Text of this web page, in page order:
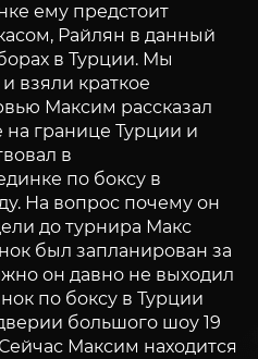
ему предстоит
Райлян в данный
в Турции. Мы
взяли краткое
Максим рассказал
на границе Турции и
в
по боксу в
На вопрос почему он
до турнира Макс
был запланирован за
он давно не выходил
по боксу в Турции
большого шоу 19
Максим находится